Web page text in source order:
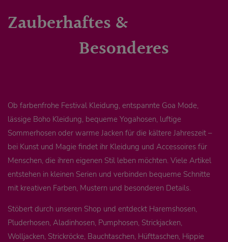
Zauberhaftes &
Besonderes
Ob farbenfrohe Festival Kleidung, entspannte Goa Mode,
lässige Boho Kleidung, bequeme Yogahosen, luftige
Sommerhosen oder warme Jacken für die kältere Jahreszeit –
bei Kunst und Magie findet ihr Kleidung und Accessoires für
Menschen, die ihren eigenen Stil leben möchten. Viele Artikel
entstehen in kleinen Serien und verbinden bequeme Schnitte
mit kreativen Farben, Mustern und besonderen Details.
Stöbert durch unseren Shop und entdeckt Haremshosen,
Pluderhosen, Aladinhosen, Pumphosen, Strickjacken,
Wolljacken, Strickröcke, Bauchtaschen, Hüfttaschen, Hippie